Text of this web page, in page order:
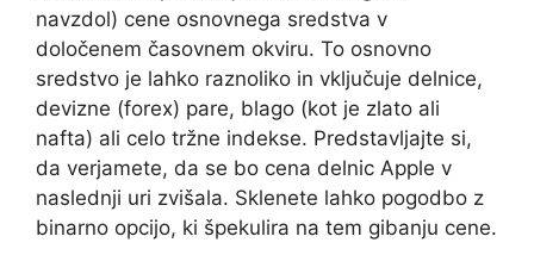
navzdol) cene osnovnega sredstva v
določenem časovnem okviru. To osnovno
sredstvo je lahko raznoliko in vključuje delnice,
devizne (forex) pare, blago (kot je zlato ali
nafta) ali celo tržne indekse. Predstavljajte si,
da verjamete, da se bo cena delnic Apple v
naslednji uri zvišala. Sklenete lahko pogodbo z
binarno opcijo, ki špekulira na tem gibanju cene.